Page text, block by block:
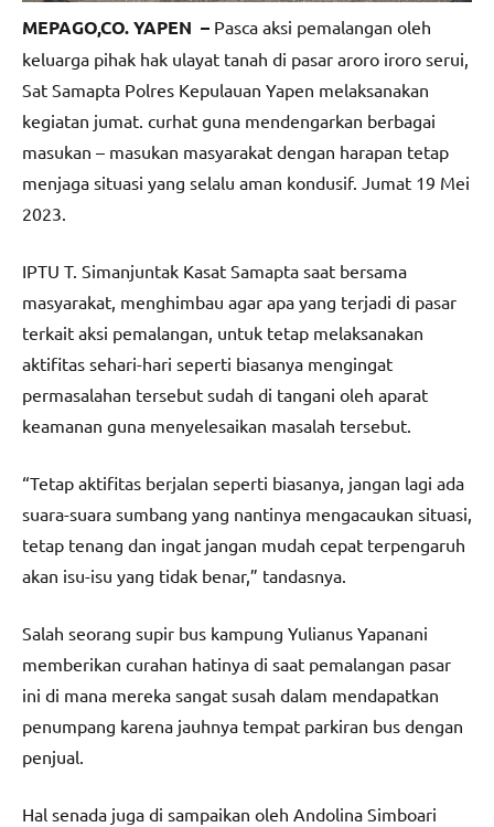
MEPAGO,CO. YAPEN – Pasca aksi pemalangan oleh
keluarga pihak hak ulayat tanah di pasar aroro iroro serui,
Sat Samapta Polres Kepulauan Yapen melaksanakan
kegiatan jumat. curhat guna mendengarkan berbagai
masukan – masukan masyarakat dengan harapan tetap
menjaga situasi yang selalu aman kondusif. Jumat 19 Mei
2023.
IPTU T. Simanjuntak Kasat Samapta saat bersama
masyarakat, menghimbau agar apa yang terjadi di pasar
terkait aksi pemalangan, untuk tetap melaksanakan
aktifitas sehari-hari seperti biasanya mengingat
permasalahan tersebut sudah di tangani oleh aparat
keamanan guna menyelesaikan masalah tersebut.
“Tetap aktifitas berjalan seperti biasanya, jangan lagi ada
suara-suara sumbang yang nantinya mengacaukan situasi,
tetap tenang dan ingat jangan mudah cepat terpengaruh
akan isu-isu yang tidak benar,” tandasnya.
Salah seorang supir bus kampung Yulianus Yapanani
memberikan curahan hatinya di saat pemalangan pasar
ini di mana mereka sangat susah dalam mendapatkan
penumpang karena jauhnya tempat parkiran bus dengan
penjual.
Hal senada juga di sampaikan oleh Andolina Simboari